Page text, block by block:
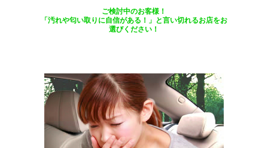
ご検討中のお客様！
「汚れや匂い取りに自信がある！」と言い切れるお店をお
選びください！